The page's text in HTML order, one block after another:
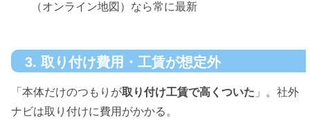
（オンライン地図）なら常に最新
3. 取り付け費用・工賃が想定外
「本体だけのつもりが取り付け工賃で高くついた 」。社外
ナビは取り付けに費用がかかる。